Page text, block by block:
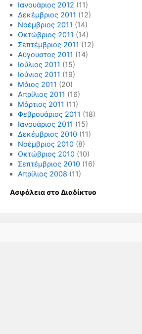
Ιανουάριος 2012 (11)
Δεκέμβριος 2011 (12)
Νοέμβριος 2011 (14)
Οκτώβριος 2011 (14)
Σεπτέμβριος 2011 (12)
Αύγουστος 2011 (14)
Ιούλιος 2011 (15)
Ιούνιος 2011 (19)
Μάιος 2011 (20)
Απρίλιος 2011 (16)
Μάρτιος 2011 (11)
Φεβρουάριος 2011 (18)
Ιανουάριος 2011 (15)
Δεκέμβριος 2010 (11)
Νοέμβριος 2010 (8)
Οκτώβριος 2010 (10)
Σεπτέμβριος 2010 (16)
Απρίλιος 2008 (11)
Ασφάλεια στο Διαδίκτυο